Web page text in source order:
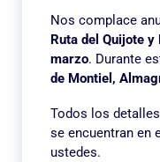
Nos complace
Ruta del Quijote
marzo. Durante
de Montiel,
Todos los
se encuentran en
ustedes.